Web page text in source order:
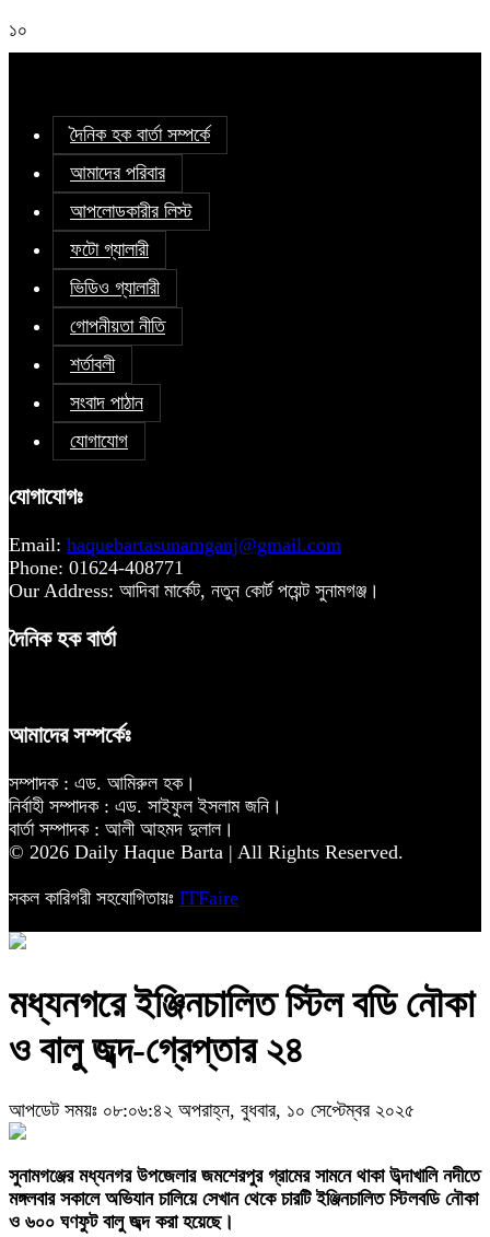
১০
দৈনিক হক বার্তা সম্পর্কে
আমাদের পরিবার
আপলোডকারীর লিস্ট
ফটো গ্যালারী
ভিডিও গ্যালারী
গোপনীয়তা নীতি
শর্তাবলী
সংবাদ পাঠান
যোগাযোগ
যোগাযোগঃ
Email: haquebartasunamganj@gmail.com
Phone: 01624-408771
Our Address: আদিবা মার্কেট, নতুন কোর্ট পয়েন্ট সুনামগঞ্জ।
দৈনিক হক বার্তা
আমাদের সম্পর্কেঃ
সম্পাদক : এড. আমিরুল হক।
নির্বাহী সম্পাদক : এড. সাইফুল ইসলাম জনি।
বার্তা সম্পাদক : আলী আহমদ দুলাল।
© 2026 Daily Haque Barta | All Rights Reserved.
সকল কারিগরী সহযোগিতায়ঃ ITFaire
মধ্যনগরে ইঞ্জিনচালিত স্টিল বডি নৌকা
ও বালু জব্দ-গ্রেপ্তার ২৪
আপডেট সময়ঃ ০৮:০৬:৪২ অপরাহ্ন, বুধবার, ১০ সেপ্টেম্বর ২০২৫
‎সুনামগঞ্জের মধ্যনগর উপজেলার জমশেরপুর গ্রামের সামনে থাকা উব্দাখালি নদীতে
মঙ্গলবার সকালে অভিযান চালিয়ে সেখান থেকে চারটি ইঞ্জিনচালিত স্টিলবডি নৌকা
ও ৬০০ ঘণফুট বালু জব্দ করা হয়েছে।